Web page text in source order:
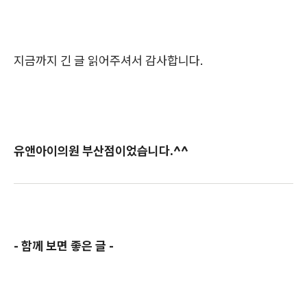
지금까지 긴 글 읽어주셔서 감사합니다.
유앤아이의원 부산점이었습니다.^^
- 함께 보면 좋은 글 -